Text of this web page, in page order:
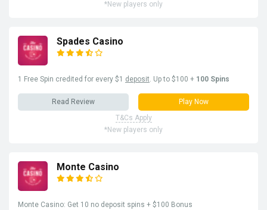
*New players only
Spades Casino
1 Free Spin credited for every $1 deposit. Up to $100 + 100 Spins
Read Review
Play Now
T&Cs Apply
*New players only
Monte Casino
Monte Casino: Get 10 no deposit spins + $100 Bonus